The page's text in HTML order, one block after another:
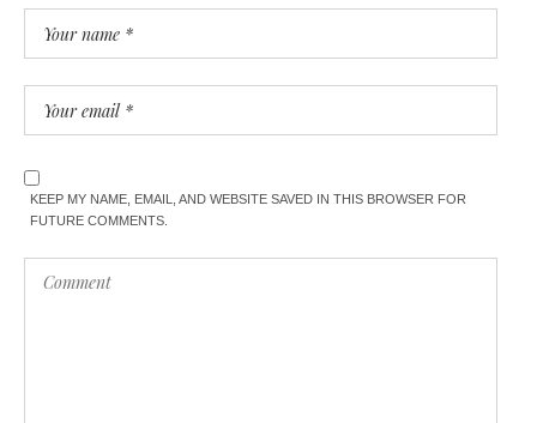
KEEP MY NAME, EMAIL, AND WEBSITE SAVED IN THIS BROWSER FOR
FUTURE COMMENTS.